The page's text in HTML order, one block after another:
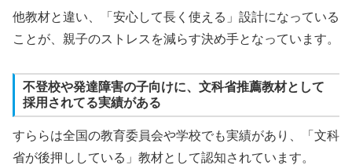
他教材と違い、「安心して長く使える」設計になっている
ことが、親子のストレスを減らす決め手となっています。
不登校や発達障害の子向けに、文科省推薦教材として
採用されてる実績がある
すららは全国の教育委員会や学校でも実績があり、「文科
省が後押ししている」教材として認知されています。